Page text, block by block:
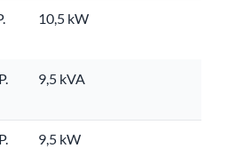
10,5 kW
9,5 kVA
9,5 kW